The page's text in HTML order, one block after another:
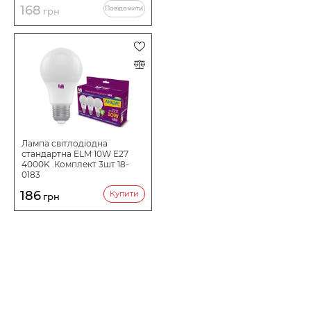
168 грн Повідомити
Лампа світлодіодна
стандартна ELM 10W E27
4000K .Комплект 3шт 18-
0183
186 грн Купити